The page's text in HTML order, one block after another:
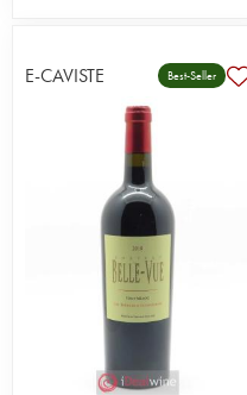
E-CAVISTE Best-Seller